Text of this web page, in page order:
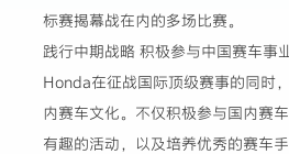
标赛揭幕战在内的多场比赛。
践行中期战略 积极参与中国赛车事
Honda在征战国际顶级赛事的同时
内赛车文化。不仅积极参与国内赛
有趣的活动，以及培养优秀的赛车